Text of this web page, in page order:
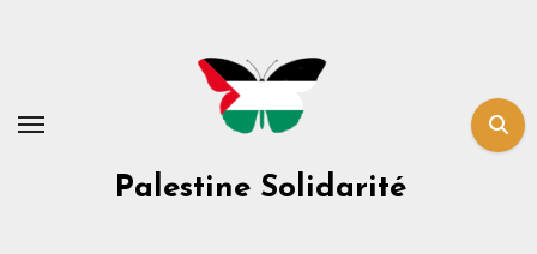
Palestine Solidarité